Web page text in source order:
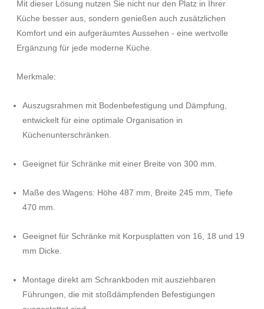
Mit dieser Lösung nutzen Sie nicht nur den Platz in Ihrer
Küche besser aus, sondern genießen auch zusätzlichen
Komfort und ein aufgeräumtes Aussehen - eine wertvolle
Ergänzung für jede moderne Küche.
Merkmale:
Auszugsrahmen mit Bodenbefestigung und Dämpfung,
entwickelt für eine optimale Organisation in
Küchenunterschränken.
Geeignet für Schränke mit einer Breite von 300 mm.
Maße des Wagens: Höhe 487 mm, Breite 245 mm, Tiefe
470 mm.
Geeignet für Schränke mit Korpusplatten von 16, 18 und 19
mm Dicke.
Montage direkt am Schrankboden mit ausziehbaren
Führungen, die mit stoßdämpfenden Befestigungen